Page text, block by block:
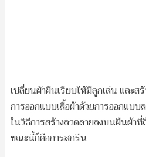
เปลี่ยนผ้าผืนเรียบให้มีลูกเล่น และส
การออกแบบเสื้อผ้าด้วยการออกแบ
ในวิธีการสร้างลวดลายลงบนผืนผ้า
ขณะนี้ก็คือการสกรีน